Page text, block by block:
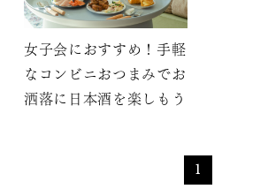
女子会におすすめ！手軽
なコンビニおつまみでお
洒落に日本酒を楽しもう
1